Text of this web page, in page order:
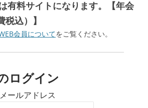
有料サイトになります。【年会
込）】
会員についてをご覧ください。
ログイン
ールアドレス